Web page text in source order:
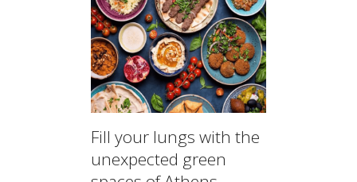
Fill your lungs with the
unexpected green